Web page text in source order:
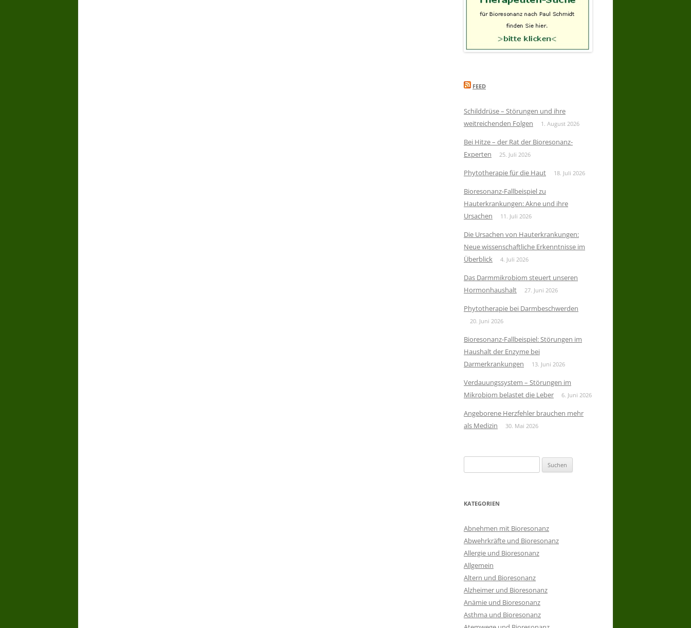
FEED
Schilddrüse – Störungen und ihre
weitreichenden Folgen
1. August 2026
Bei Hitze – der Rat der Bioresonanz-
Experten
25. Juli 2026
Phytotherapie für die Haut 18. Juli 2026
Bioresonanz-Fallbeispiel zu
Hauterkrankungen: Akne und ihre
Ursachen
11. Juli 2026
Die Ursachen von Hauterkrankungen:
Neue wissenschaftliche Erkenntnisse im
Überblick
4. Juli 2026
Das Darmmikrobiom steuert unseren
Hormonhaushalt
27. Juni 2026
Phytotherapie bei Darmbeschwerden
20. Juni 2026
Bioresonanz-Fallbeispiel: Störungen im
Haushalt der Enzyme bei
Darmerkrankungen
13. Juni 2026
Verdauungssystem – Störungen im
Mikrobiom belastet die Leber
6. Juni 2026
Angeborene Herzfehler brauchen mehr
als Medizin
30. Mai 2026
nach:
KATEGORIEN
Abnehmen mit Bioresonanz
Abwehrkräfte und Bioresonanz
Allergie und Bioresonanz
Allgemein
Altern und Bioresonanz
Alzheimer und Bioresonanz
Anämie und Bioresonanz
Asthma und Bioresonanz